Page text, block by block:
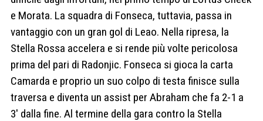
e Morata. La squadra di Fonseca, tuttavia, passa in
vantaggio con un gran gol di Leao. Nella ripresa, la
Stella Rossa accelera e si rende più volte pericolosa
prima del pari di Radonjic. Fonseca si gioca la carta
Camarda e proprio un suo colpo di testa finisce sulla
traversa e diventa un assist per Abraham che fa 2-1 a
3′ dalla fine. Al termine della gara contro la Stella